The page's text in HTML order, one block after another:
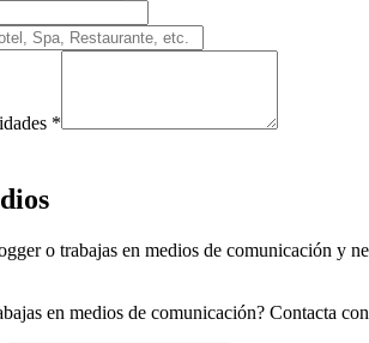
*
o trabajas en medios de comunicación y
en medios de comunicación? Contacta